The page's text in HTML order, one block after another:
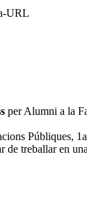
URL
per Alumni a la
Públiques,
de treballar en